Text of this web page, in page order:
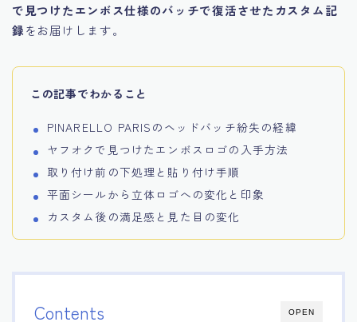
で見つけたエンボス仕様のバッチで復活させたカスタム記
録をお届けします。
この記事でわかること
PINARELLO PARISのヘッドバッチ紛失の経緯
ヤフオクで見つけたエンボスロゴの入手方法
取り付け前の下処理と貼り付け手順
平面シールから立体ロゴへの変化と印象
カスタム後の満足感と見た目の変化
OPEN
Contents